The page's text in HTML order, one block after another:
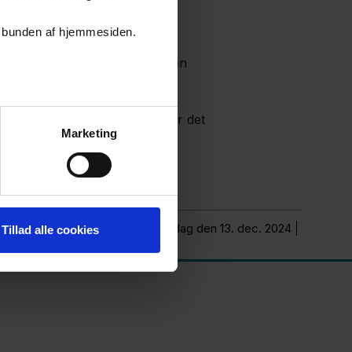
af hjemmesiden.
Marketing
Tillad alle cookies
arbejdes med de samme
Personalet i daggruppen
forudsigelig ramme, som gør det
Opdateret fredag den 13. dec. 2024